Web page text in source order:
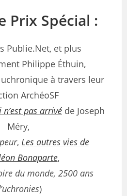
Prix Spécial :
Publie.Net, et plus
Philippe Éthuin,
à travers leur
ArchéoSF
pas arrivé de Joseph
Méry,
, Les autres vies de
Bonaparte,
du monde, 2500 ans
)